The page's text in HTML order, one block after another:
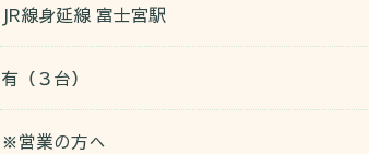
JR線身延線 富士宮駅
有（３台）
※営業の方へ